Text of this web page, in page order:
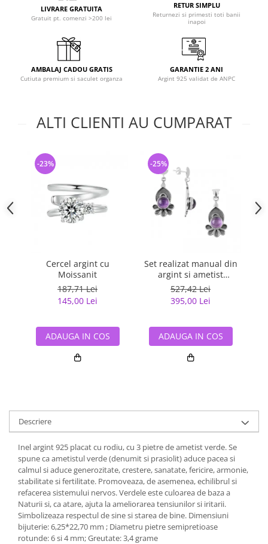
LIVRARE GRATUITA
Gratuit pt. comenzi >200 lei
RETUR SIMPLU
Returnezi si primesti toti banii
inapoi
AMBALAJ CADOU GRATIS
Cutiuta premium si saculet organza
GARANTIE 2 ANI
Argint 925 validat de ANPC
ALTI CLIENTI AU CUMPARAT
Cercel argint cu
Moissanit
187,71 Lei
145,00 Lei
-23%
ADAUGA IN COS
Set realizat manual din
argint si ametist
(pandantiv si cercei)
527,42 Lei
395,00 Lei
-25%
ADAUGA IN COS
Descriere
Inel argint 925 placat cu rodiu, cu 3 pietre de ametist verde. Se
spune ca ametistul verde (denumit si prasiolit) aduce pacea si
calmul si aduce generozitate, crestere, sanatate, fericire, armonie,
stabilitate si fertilitate. Promoveaza, de asemenea, echilibrul si
refacerea sistemului nervos. Verdele este culoarea de baza a
Naturii si, ca atare, ajuta la ameliorarea tensiunilor si iritarii.
Simbolizeaza respectul de sine si starea de bine. Dimensiuni
bijuterie: 6,25*22,70 mm ; Diametru pietre semipretioase
rotunde: 6 si 4 mm; Greutate: 3,4 grame